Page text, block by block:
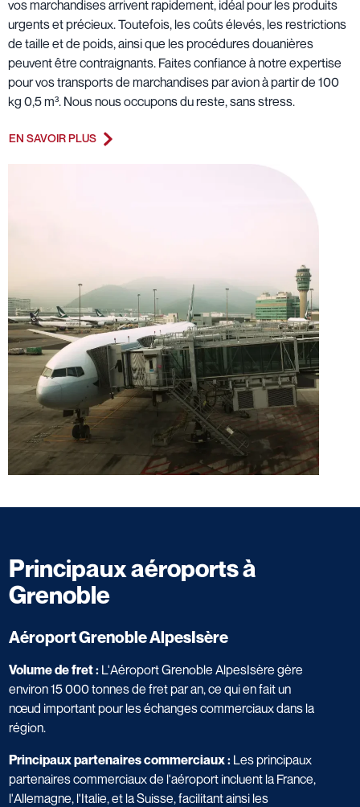
vos marchandises arrivent rapidement, idéal pour les produits
urgents et précieux. Toutefois, les coûts élevés, les restrictions
de taille et de poids, ainsi que les procédures douanières
peuvent être contraignants. Faites confiance à notre expertise
pour vos transports de marchandises par avion à partir de 100
kg 0,5 m³. Nous nous occupons du reste, sans stress.
EN SAVOIR PLUS
Principaux aéroports à
Grenoble
Aéroport Grenoble AlpesIsère
Volume de fret : L'Aéroport Grenoble AlpesIsère gère
environ 15 000 tonnes de fret par an, ce qui en fait un
nœud important pour les échanges commerciaux dans la
région.
Principaux partenaires commerciaux : Les principaux
partenaires commerciaux de l'aéroport incluent la France,
l'Allemagne, l'Italie, et la Suisse, facilitant ainsi les